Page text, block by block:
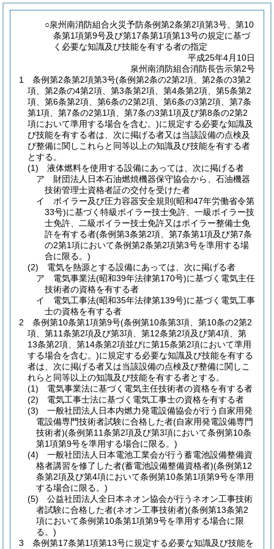
○泉州南消防組合火災予防条例第2条第2項第3号、第10
条第1項第9号及び第17条第1項第13号の規定に基づ
く必要な知識及び技能を有する者の指定
平成25年4月10日
泉州南消防組合消防長告示第2号
1 条例第2条第2項第3号(条例第2条の2第2項、第2条の3第2
項、第2条の4第2項、第3条第2項、第4条第2項、第5条第2
項、第6条第2項、第6条の2第2項、第6条の3第2項、第7条
第1項、第7条の2第1項、第7条の3第1項及び第8条の2第2
項において準用する場合を含む。)に規定する必要な知識及
び技能を有する者は、次に掲げる者又は当該設備の点検及
び整備に関しこれらと同等以上の知識及び技能を有する者
とする。
(1) 液体燃料を使用する設備にあっては、次に掲げる者
ア 財団法人日本石油燃焼機器保守協会から、石油機器
技術管理士資格者証の交付を受けた者
イ ボイラー及び圧力容器安全規則 (昭和47年労働省令第
33号)に基づく特級ボイラー技士免許、一級ボイラー技
士免許、二級ボイラー技士免許又はボイラー整備士免
許を有する者(条例第3条第2項、第7条第1項及び第7条
の2第1項において条例第2条第2項第3号を準用する場
合に限る。)
(2) 電気を熱源とする設備にあっては、次に掲げる者
ア 電気事業法(昭和39年法律第170号)に基づく電気主任
技術者の資格を有する者
イ 電気工事法(昭和35年法律第139号)に基づく電気工事
士の資格を有する者
2 条例第10条第1項第9号(条例第10条第3項、第10条の2第2
項、第11条第2項及び第3項、第12条第2項及び第4項、第
13条第2項、第14条第2項並びに第15条第2項において準用
する場合を含む。)に規定する必要な知識及び技能を有する
者は、次に掲げる者又は当該設備の点検及び整備に関しこ
れらと同等以上の知識及び技能を有する者とする。
(1) 電気事業法に基づく電気主任技術者の資格を有する者
(2) 電気工事士法に基づく電気工事士の資格を有する者
(3) 一般社団法人日本内燃力発電設備協会が行う自家用発
電設備専門技術者試験に合格した者(自家用発電設備専門
技術者)(条例第11条第2項及び第3項において条例第10条
第1項第9号を準用する場合に限る。)
(4) 一般社団法人日本電池工業会が行う蓄電池設備整備資
格者講習を修了した者(蓄電池設備整備資格者)(条例第12
条第2項及び第4項において条例第10条第1項第9号を準用
する場合に限る。)
(5) 公益社団法人全日本ネオン協会が行うネオン工事技術
者試験に合格した者(ネオン工事技術者)(条例第13条第2
項において条例第10条第1項第9号を準用する場合に限
る。)
3 条例第17条第1項第13号に規定する必要な知識及び技能を